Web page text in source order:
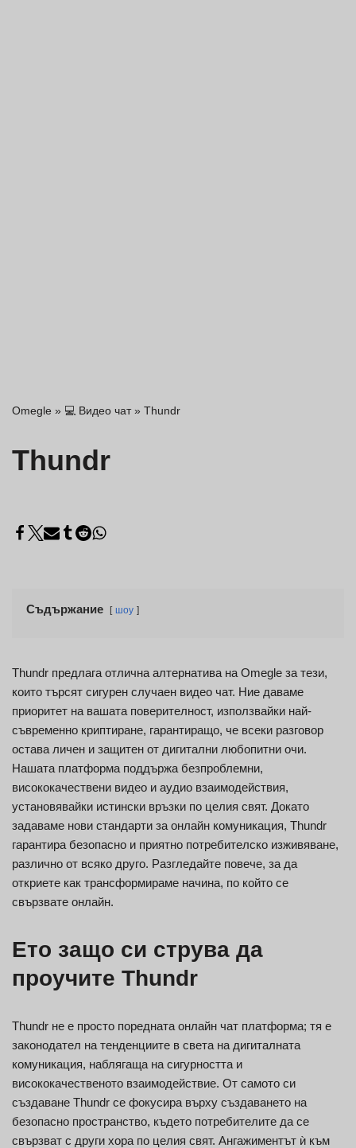
Omegle » 💻 Видео чат» Thundr
Thundr
Съдържание шоу
Thundr предлага отлична алтернатива на Omegle за тези,
които търсят сигурен случаен видео чат. Ние даваме
приоритет на вашата поверителност, използвайки най-
съвременно криптиране, гарантиращо, че всеки разговор
остава личен и защитен от дигитални любопитни очи.
Нашата платформа поддържа безпроблемни,
висококачествени видео и аудио взаимодействия,
установявайки истински връзки по целия свят. Докато
задаваме нови стандарти за онлайн комуникация, Thundr
гарантира безопасно и приятно потребителско изживяване,
различно от всяко друго. Разгледайте повече, за да
откриете как трансформираме начина, по който се
свързвате онлайн.
Ето защо си струва да
проучите Thundr
Thundr не е просто поредната онлайн чат платформа; тя е
законодател на тенденциите в света на дигиталната
комуникация, наблягаща на сигурността и
висококачественото взаимодействие. От самото си
създаване Thundr се фокусира върху създаването на
безопасно пространство, където потребителите да се
свързват с други хора по целия свят. Ангажиментът ѝ към